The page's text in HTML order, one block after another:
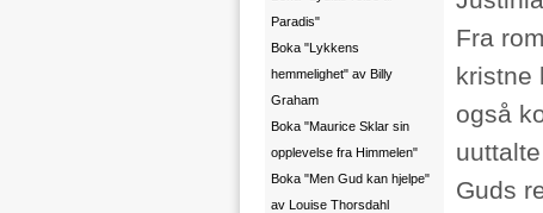
Paradis"
Boka "Lykkens
hemmelighet" av Billy
Graham
Boka "Maurice Sklar sin
opplevelse fra Himmelen"
Boka "Men Gud kan hjelpe"
av Louise Thorsdahl
Fra
kristne
også
Guds